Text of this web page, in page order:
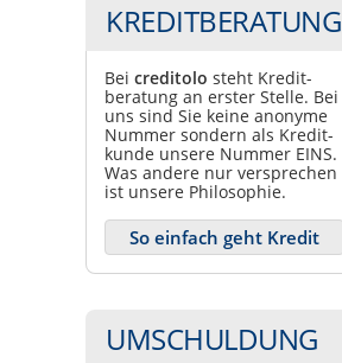
KREDITBERATUNG
Bei creditolo steht Kredit­
beratung an erster Stelle. Bei
uns sind Sie keine anonyme
Nummer sondern als Kredit­
kunde unsere Nummer EINS.
Was andere nur ver­sprechen
ist unsere Philosophie.
So einfach geht Kredit
UMSCHULDUNG